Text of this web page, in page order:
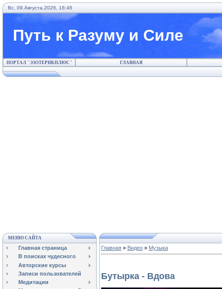
Вс, 09.Августа.2026, 16:46
Путь к Разуму и Силе
ПОРТАЛ "ЭЗОТЕРИКПЛЮС" ГЛАВНАЯ
МЕНЮ САЙТА
Главная страница
В поисках чудесного
Авторские курсы
Записи пользователей
Медитации
Главная » Видео » Музыка
Бутырка - Вдова